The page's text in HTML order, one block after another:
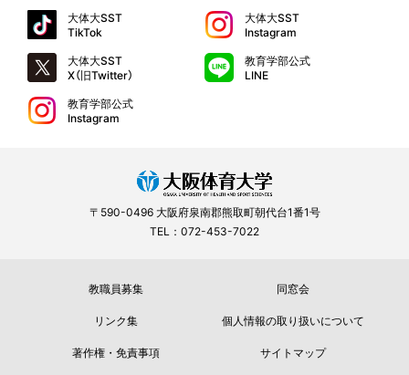
大体大SST
TikTok
大体大SST
Instagram
大体大SST
X（旧Twitter）
教育学部公式
LINE
教育学部公式
Instagram
〒590-0496 大阪府泉南郡熊取町朝代台1番1号
TEL：072-453-7022
教職員募集
同窓会
リンク集
個人情報の取り扱いについて
著作権・免責事項
サイトマップ